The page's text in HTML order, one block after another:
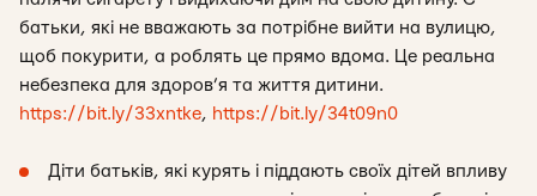
батьки, які не вважають за потрібне вийти на вулицю,
щоб покурити, а роблять це прямо вдома. Це реальна
небезпека для здоров’я та життя дитини.
https://bit.ly/33xntke, https://bit.ly/34t09n0
Діти батьків, які курять і піддають своїх дітей впливу